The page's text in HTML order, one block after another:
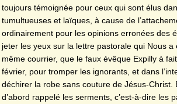
toujours témoignée pour ceux qui sont élus
tumultueuses et laïques, à cause de
ordinairement pour les opinions erronées des
jeter les yeux sur la lettre pastorale qui Nous
même courrier, que le faux évêque Expilly à
février, pour tromper les ignorants, et dans
déchirer la robe sans couture de Jésus-Christ.
d’abord rappelé les serments, c’est-à-dire les